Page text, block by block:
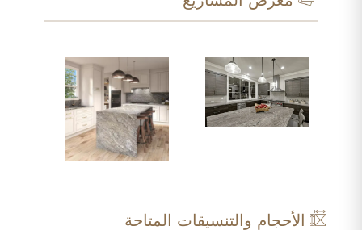
الأحجام والتنسيقات المتاحة